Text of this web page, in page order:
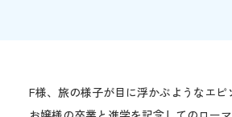
F様、旅の様子が目に浮かぶようなエピ